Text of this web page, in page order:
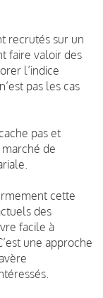
recrutés sur un
faire valoir des
l’indice
pas les cas
pas et
de
cette
des
facile à
une approche